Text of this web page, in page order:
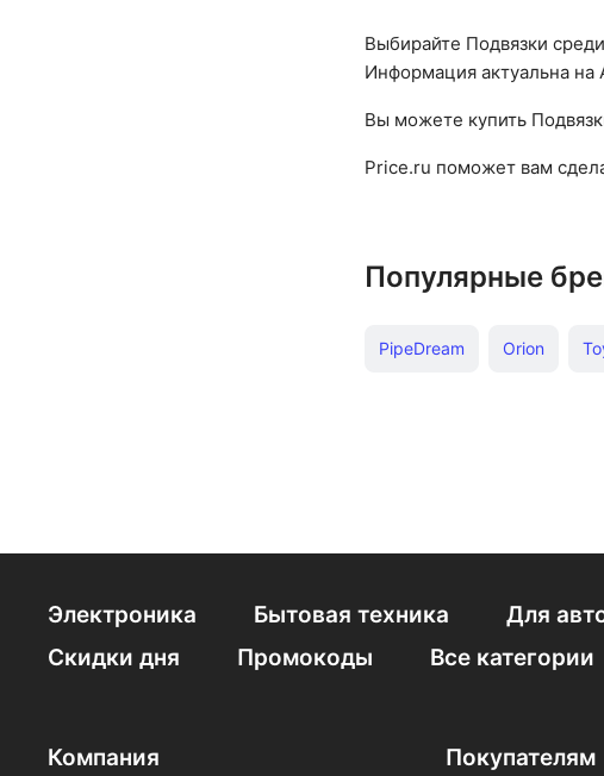
Выбирайте Подвязки
Информация актуальна на
Вы можете купить
Price.ru поможет вам
Популярные
PipeDream Orion
Электроника Бытовая техника Для
Скидки дня
Промокоды Все категории
Компания Покупателям